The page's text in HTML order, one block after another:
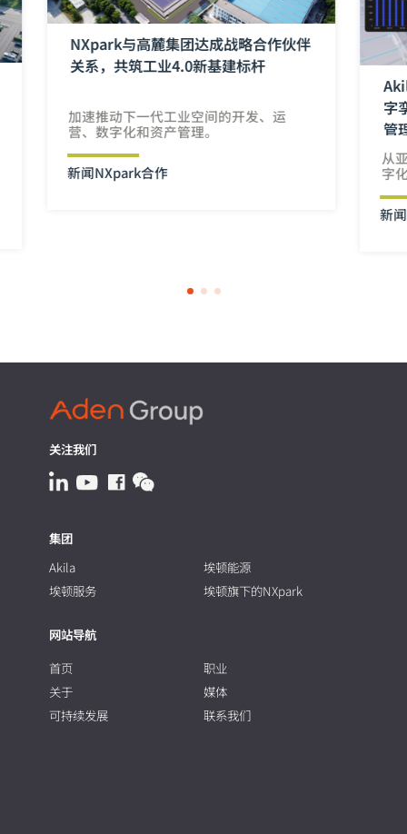
NXpark与高麓集团达成战略合作伙伴
关系，共筑工业4.0新基建标杆
加速推动下一代工业空间的开发、运
营、数字化和资产管理。
新闻NXpark合作
字
管
从
字
新闻
关注我们
集团
Akila
埃顿能源
埃顿服务
埃顿旗下的NXpark
网站导航
首页
职业
关于
媒体
可持续发展
联系我们